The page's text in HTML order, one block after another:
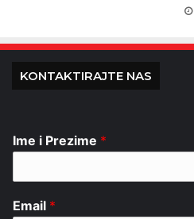
KONTAKTIRAJTE NAS
Ime i Prezime *
Email *